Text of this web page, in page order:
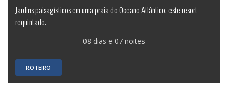
Jardins paisagísticos em uma praia do Oceano Atlântico, este resort
requintado.
08 dias e 07 noites
ROTEIRO